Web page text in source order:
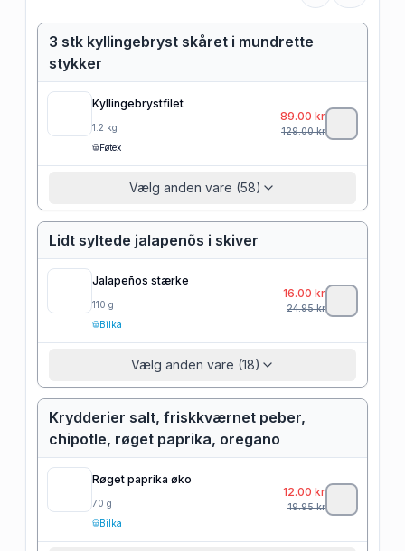
3 stk kyllingebryst skåret i mundrette
stykker
Kyllingebrystfilet
1.2 kg
Føtex
89.00 kr
129.00kr
Vælg anden vare (58)
Lidt syltede jalapenõs i skiver
Jalapeños stærke
110 g
Bilka
16.00 kr
24.95kr
Vælg anden vare (18)
Krydderier salt, friskkværnet peber,
chipotle, røget paprika, oregano
Røget paprika øko
70 g
Bilka
12.00 kr
19.95kr